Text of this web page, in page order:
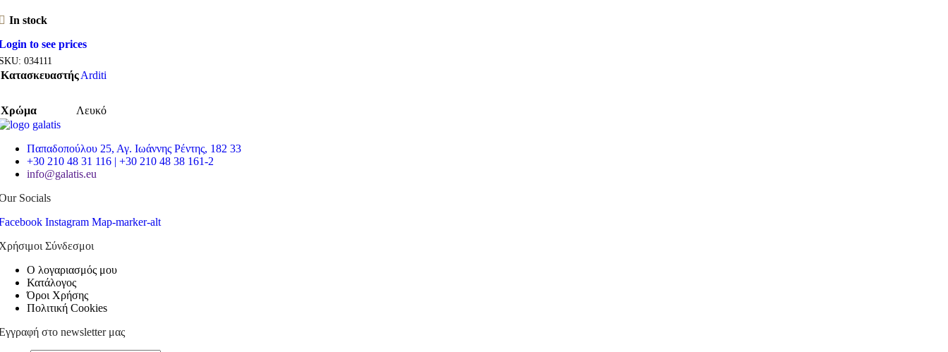
In stock
to see prices
034111
ΚατασκευαστήςArditi
Χρώμα Λευκό
Παπαδοπούλου 25, Αγ. Ιωάννης Ρέντης, 182 33
+30 210 48 31 116 | +30 210 48 38 161-2
info@galatis.eu
Socials
Instagram Map-marker-alt
Σύνδεσμοι
Ο λογαριασμός μου
Κατάλογος
Όροι Χρήσης
Πολιτική Cookies
στο newsletter μας